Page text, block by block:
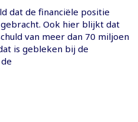
dat de financiële positie
Ook hier blijkt dat
van meer dan 70 miljoen
is gebleken bij de